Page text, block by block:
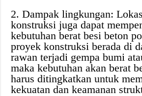
2. Dampak lingkungan:
konstruksi juga dapat
kebutuhan berat besi beton
proyek konstruksi berada di
rawan terjadi gempa bumi
maka kebutuhan akan berat
harus ditingkatkan untuk
kekuatan dan keamanan